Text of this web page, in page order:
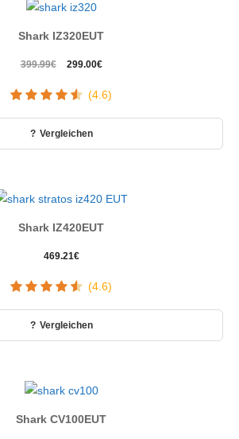
Shark IZ320EUT
399.99€
Ursprünglicher
war:
299.00€Aktueller
ist:
(4.6)
Vergleichen
Shark IZ420EUT
469.21€
(4.6)
Vergleichen
Shark CV100EUT